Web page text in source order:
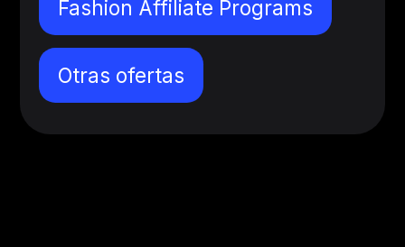
Fashion Affiliate Programs
Otras ofertas